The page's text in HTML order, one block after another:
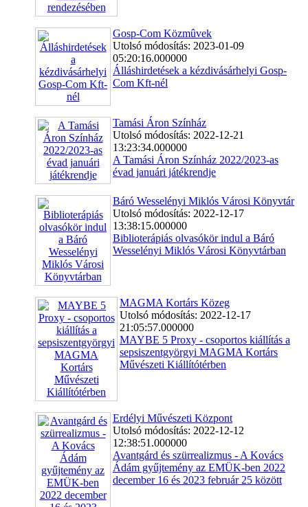
Gosp-Com Közmûvek
Utolsó módosítás: 2023-01-09
05:20:16.000000
Álláshirdetések a kézdivásárhelyi Gosp-
Com Kft-nél
Tamási Áron Színház
Utolsó módosítás: 2022-12-21
13:23:34.000000
A Tamási Áron Színház 2022/2023-as
évad januári játékrendje
Báró Wesselényi Miklós Városi Könyvtár
Utolsó módosítás: 2022-12-17
13:38:15.000000
Biblioterápiás olvasókör indul a Báró
Wesselényi Miklós Városi Könyvtárban
MAGMA Kortárs Közeg
Utolsó módosítás: 2022-12-17
21:05:57.000000
MAYBE 5 Proxy - csoportos kiállítás a
sepsiszentgyörgyi MAGMA Kortárs
Művészeti Kiállítótérben
Erdélyi Művészeti Központ
Utolsó módosítás: 2022-12-12
12:38:51.000000
Avantgárd és szürrealizmus - A Kovács
Ádám gyűjtemény az EMÜK-ben 2022
december 16 és 2023 február 25 között